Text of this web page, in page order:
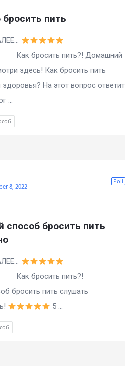
пить
пить?! Домашний
здесь! Как бросить пить
На этот вопрос ответит
...
Poll
8, 2022
способ бросить пить
пить?!
бросить пить слушать
5 ...